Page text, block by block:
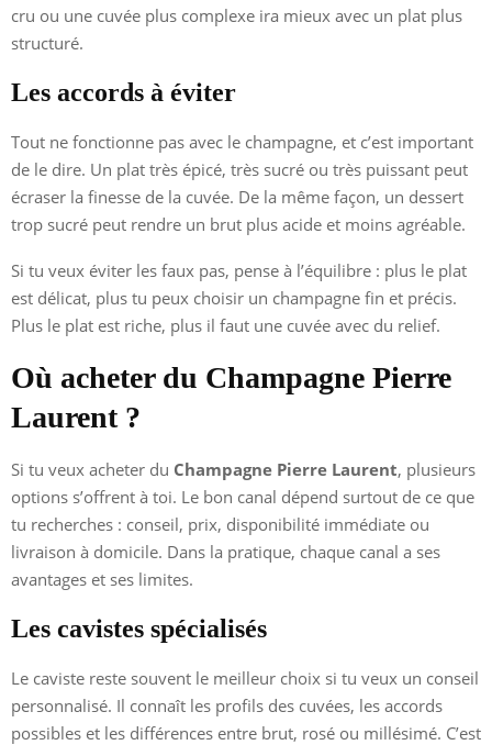
cru ou une cuvée plus complexe ira mieux avec un plat plus
structuré.
Les accords à éviter
Tout ne fonctionne pas avec le champagne, et c’est important
de le dire. Un plat très épicé, très sucré ou très puissant peut
écraser la finesse de la cuvée. De la même façon, un dessert
trop sucré peut rendre un brut plus acide et moins agréable.
Si tu veux éviter les faux pas, pense à l’équilibre : plus le plat
est délicat, plus tu peux choisir un champagne fin et précis.
Plus le plat est riche, plus il faut une cuvée avec du relief.
Où acheter du Champagne Pierre
Laurent ?
Si tu veux acheter du Champagne Pierre Laurent, plusieurs
options s’offrent à toi. Le bon canal dépend surtout de ce que
tu recherches : conseil, prix, disponibilité immédiate ou
livraison à domicile. Dans la pratique, chaque canal a ses
avantages et ses limites.
Les cavistes spécialisés
Le caviste reste souvent le meilleur choix si tu veux un conseil
personnalisé. Il connaît les profils des cuvées, les accords
possibles et les différences entre brut, rosé ou millésimé. C’est